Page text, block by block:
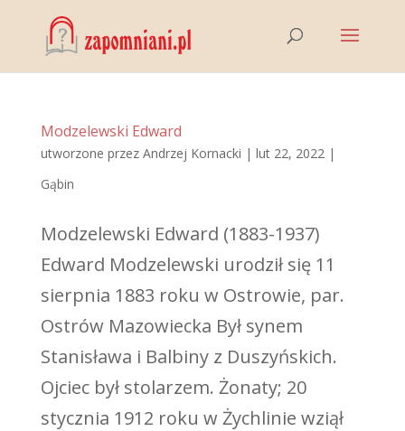
Modzelewski Edward
utworzone przez Andrzej Kornacki | lut 22, 2022|
Gąbin
Modzelewski Edward (1883-1937)
Edward Modzelewski urodził się 11
sierpnia 1883 roku w Ostrowie, par.
Ostrów Mazowiecka Był synem
Stanisława i Balbiny z Duszyńskich.
Ojciec był stolarzem. Żonaty; 20
stycznia 1912 roku w Żychlinie wziął